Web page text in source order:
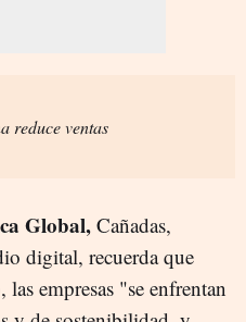
reduce ventas
Global, Cañadas,
digital, recuerda que
empresas "se enfrentan